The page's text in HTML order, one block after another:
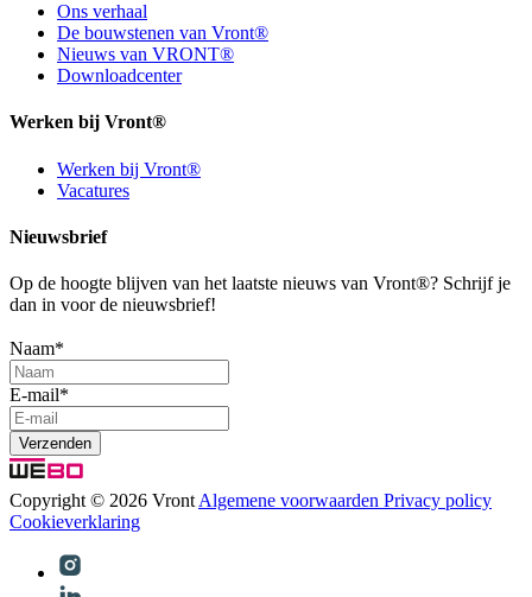
Ons verhaal
De bouwstenen van Vront®
Nieuws van VRONT®
Downloadcenter
Werken bij Vront®
Werken bij Vront®
Vacatures
Nieuwsbrief
Op de hoogte blijven van het laatste nieuws van Vront®? Schrijf je
dan in voor de nieuwsbrief!
Naam*
E-mail*
Copyright © 2026 Vront Algemene voorwaarden Privacy policy
Cookieverklaring